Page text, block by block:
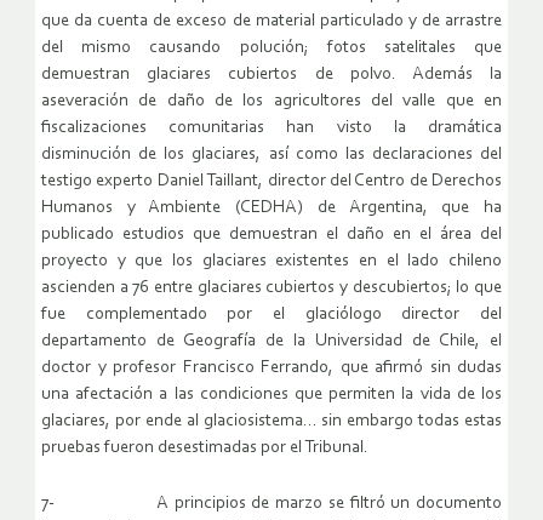
que da cuenta de exceso de material particulado y de arrastre
del mismo causando polución; fotos satelitales que
demuestran glaciares cubiertos de polvo. Además la
aseveración de daño de los agricultores del valle que en
fiscalizaciones comunitarias han visto la dramática
disminución de los glaciares, así como las declaraciones del
testigo experto Daniel Taillant, director del Centro de Derechos
Humanos y Ambiente (CEDHA) de Argentina, que ha
publicado estudios que demuestran el daño en el área del
proyecto y que los glaciares existentes en el lado chileno
ascienden a 76 entre glaciares cubiertos y descubiertos; lo que
fue complementado por el glaciólogo director del
departamento de Geografía de la Universidad de Chile, el
doctor y profesor Francisco Ferrando, que afirmó sin dudas
una afectación a las condiciones que permiten la vida de los
glaciares, por ende al glaciosistema… sin embargo todas estas
pruebas fueron desestimadas por el Tribunal.
7- A principios de marzo se filtró un documento